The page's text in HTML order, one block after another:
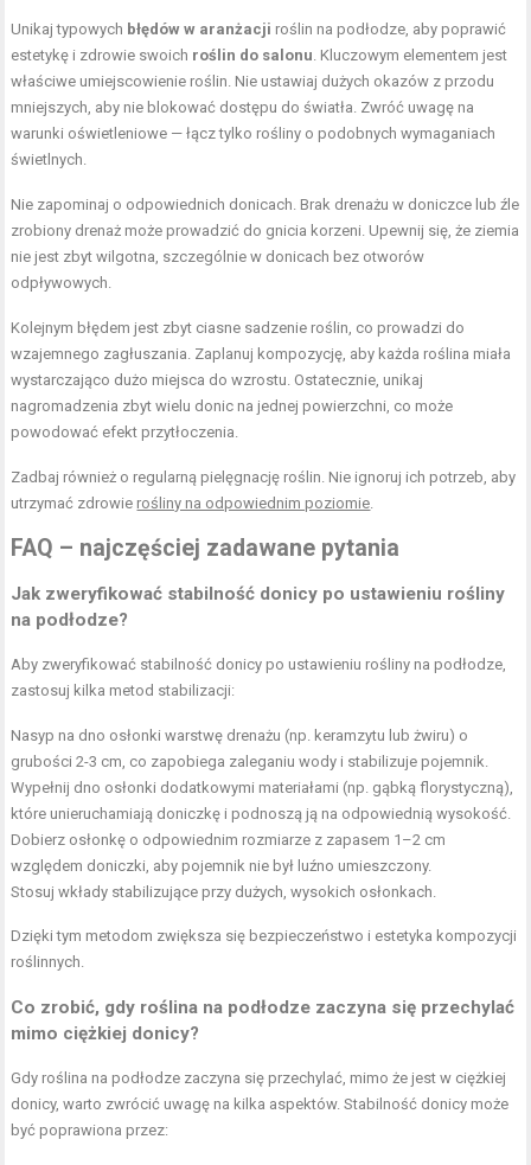
Unikaj typowych błędów w aranżacji roślin na podłodze, aby poprawić
estetykę i zdrowie swoich roślin do salonu. Kluczowym elementem jest
właściwe umiejscowienie roślin. Nie ustawiaj dużych okazów z przodu
mniejszych, aby nie blokować dostępu do światła. Zwróć uwagę na
warunki oświetleniowe — łącz tylko rośliny o podobnych wymaganiach
świetlnych.
Nie zapominaj o odpowiednich donicach. Brak drenażu w doniczce lub źle
zrobiony drenaż może prowadzić do gnicia korzeni. Upewnij się, że ziemia
nie jest zbyt wilgotna, szczególnie w donicach bez otworów
odpływowych.
Kolejnym błędem jest zbyt ciasne sadzenie roślin, co prowadzi do
wzajemnego zagłuszania. Zaplanuj kompozycję, aby każda roślina miała
wystarczająco dużo miejsca do wzrostu. Ostatecznie, unikaj
nagromadzenia zbyt wielu donic na jednej powierzchni, co może
powodować efekt przytłoczenia.
Zadbaj również o regularną pielęgnację roślin. Nie ignoruj ich potrzeb, aby
utrzymać zdrowie rośliny na odpowiednim poziomie.
FAQ – najczęściej zadawane pytania
Jak zweryfikować stabilność donicy po ustawieniu rośliny
na podłodze?
Aby zweryfikować stabilność donicy po ustawieniu rośliny na podłodze,
zastosuj kilka metod stabilizacji:
Nasyp na dno osłonki warstwę drenażu (np. keramzytu lub żwiru) o
grubości 2-3 cm, co zapobiega zaleganiu wody i stabilizuje pojemnik.
Wypełnij dno osłonki dodatkowymi materiałami (np. gąbką florystyczną),
które unieruchamiają doniczkę i podnoszą ją na odpowiednią wysokość.
Dobierz osłonkę o odpowiednim rozmiarze z zapasem 1–2 cm
względem doniczki, aby pojemnik nie był luźno umieszczony.
Stosuj wkłady stabilizujące przy dużych, wysokich osłonkach.
Dzięki tym metodom zwiększa się bezpieczeństwo i estetyka kompozycji
roślinnych.
Co zrobić, gdy roślina na podłodze zaczyna się przechylać
mimo ciężkiej donicy?
Gdy roślina na podłodze zaczyna się przechylać, mimo że jest w ciężkiej
donicy, warto zwrócić uwagę na kilka aspektów. Stabilność donicy może
być poprawiona przez: